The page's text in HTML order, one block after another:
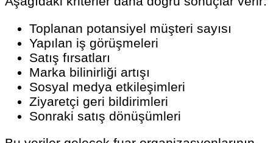
Toplanan potansiyel müşteri sayısı
Yapılan iş görüşmeleri
Satış fırsatları
Marka bilinirliği artışı
Sosyal medya etkileşimleri
Ziyaretçi geri bildirimleri
Sonraki satış dönüşümleri